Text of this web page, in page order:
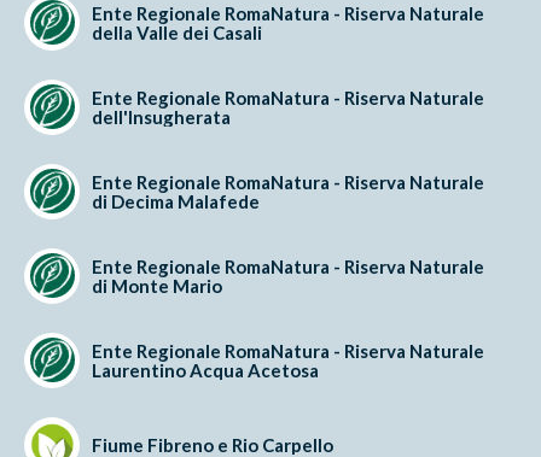
Ente Regionale RomaNatura - Riserva Naturale
della Valle dei Casali
Ente Regionale RomaNatura - Riserva Naturale
dell'Insugherata
Ente Regionale RomaNatura - Riserva Naturale
di Decima Malafede
Ente Regionale RomaNatura - Riserva Naturale
di Monte Mario
Ente Regionale RomaNatura - Riserva Naturale
Laurentino Acqua Acetosa
Fiume Fibreno e Rio Carpello